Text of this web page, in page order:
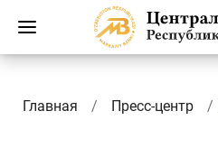
Главная Пресс-центр